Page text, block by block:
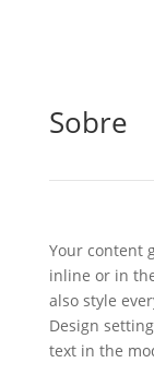
Sobre
Your content
inline or in
also style
Design
text in the